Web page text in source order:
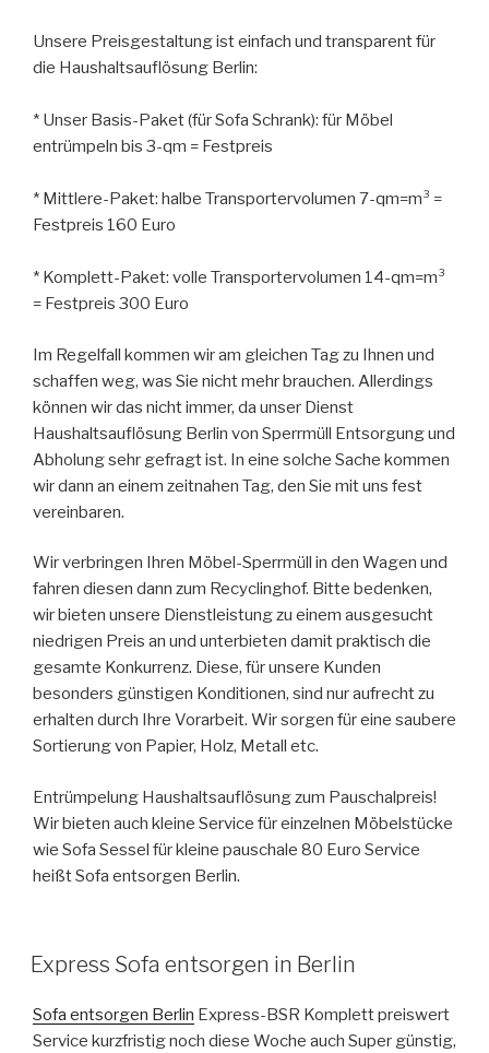
Unsere Preisgestaltung ist einfach und transparent für
die Haushaltsauflösung Berlin:
* Unser Basis-Paket (für Sofa Schrank): für Möbel
entrümpeln bis 3-qm = Festpreis
* Mittlere-Paket: halbe Transportervolumen 7-qm=m³ =
Festpreis 160 Euro
* Komplett-Paket: volle Transportervolumen 14-qm=m³
= Festpreis 300 Euro
Im Regelfall kommen wir am gleichen Tag zu Ihnen und
schaffen weg, was Sie nicht mehr brauchen. Allerdings
können wir das nicht immer, da unser Dienst
Haushaltsauflösung Berlin von Sperrmüll Entsorgung und
Abholung sehr gefragt ist. In eine solche Sache kommen
wir dann an einem zeitnahen Tag, den Sie mit uns fest
vereinbaren.
Wir verbringen Ihren Möbel-Sperrmüll in den Wagen und
fahren diesen dann zum Recyclinghof. Bitte bedenken,
wir bieten unsere Dienstleistung zu einem ausgesucht
niedrigen Preis an und unterbieten damit praktisch die
gesamte Konkurrenz. Diese, für unsere Kunden
besonders günstigen Konditionen, sind nur aufrecht zu
erhalten durch Ihre Vorarbeit. Wir sorgen für eine saubere
Sortierung von Papier, Holz, Metall etc.
Entrümpelung Haushaltsauflösung zum Pauschalpreis!
Wir bieten auch kleine Service für einzelnen Möbelstücke
wie Sofa Sessel für kleine pauschale 80 Euro Service
heißt Sofa entsorgen Berlin.
VERÖFFENTLICHT
AM
Express Sofa entsorgen in Berlin
Sofa entsorgen Berlin Express-BSR Komplett preiswert
Service kurzfristig noch diese Woche auch Super günstig,